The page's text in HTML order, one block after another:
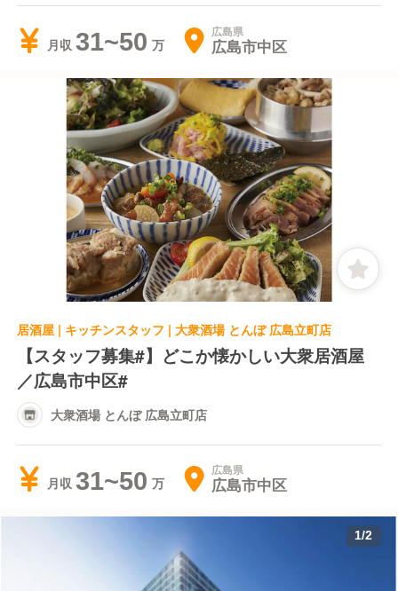
月収 31~50 広島県
広島市中区
居酒屋 | キッチンスタッフ | 大衆酒場 とんぼ 広島立町店
【スタッフ募集#】どこか懐かしい大衆居酒屋
／広島市中区#
大衆酒場 とんぼ 広島立町店
月収 31~50 広島県
広島市中区
1/2